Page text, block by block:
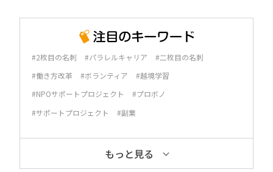
#2枚目の名刺 #パラレルキャリア
#二枚目の名刺
#働き方改革
#ボランティア
#越境学習
#NPOサポートプロジェクト
#プロボノ
#サポートプロジェクト
#副業
もっと見る